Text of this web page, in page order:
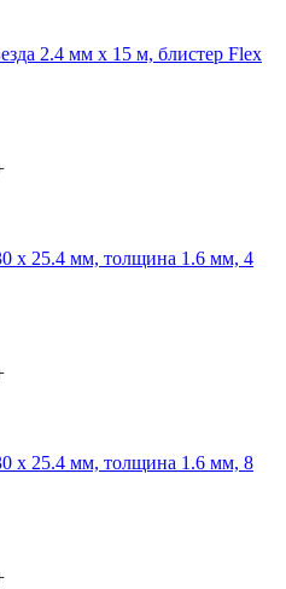
2.4 мм х 15 м, блистер Flex
х 25.4 мм, толщина 1.6 мм, 4
х 25.4 мм, толщина 1.6 мм, 8